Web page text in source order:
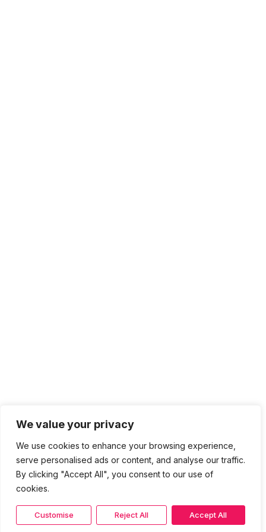
We value your privacy
We use cookies to enhance your browsing experience,
serve personalised ads or content, and analyse our traffic.
By clicking "Accept All", you consent to our use of
cookies.
Customise Reject All Accept All